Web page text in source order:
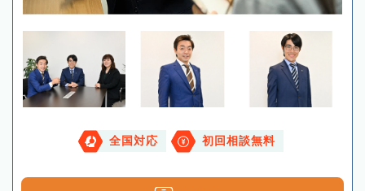
全国対応 初回相談無料